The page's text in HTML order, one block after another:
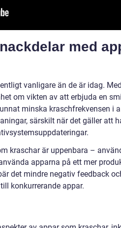
med
vanligare än de är idag.
om vikten av att erbjuda en
minska kraschfrekvensen i
särskilt när det gäller att
kraschar är uppenbara –
apparna på ett mer
det mindre negativ feedback
konkurrerande appar.